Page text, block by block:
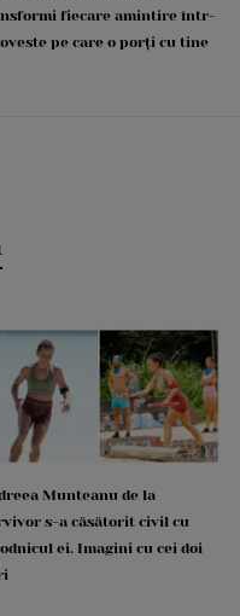
fiecare amintire într-
pe care o porți cu tine
Munteanu de la
s-a căsătorit civil cu
ei. Imagini cu cei doi